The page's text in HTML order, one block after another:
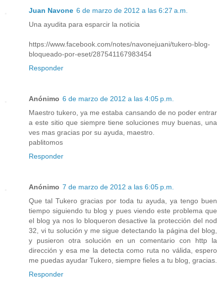
Juan Navone 6 de marzo de 2012 a las 6:27 a.m.
Una ayudita para esparcir la noticia
https://www.facebook.com/notes/navonejuani/tukero-blog-
bloqueado-por-eset/287541167983454
Responder
Anónimo 6 de marzo de 2012 a las 4:05 p.m.
Maestro tukero, ya me estaba cansando de no poder entrar
a este sitio que siempre tiene soluciones muy buenas, una
ves mas gracias por su ayuda, maestro.
pablitomos
Responder
Anónimo 7 de marzo de 2012 a las 6:05 p.m.
Que tal Tukero gracias por toda tu ayuda, ya tengo buen
tiempo siguiendo tu blog y pues viendo este problema que
el blog ya nos lo bloqueron desactive la protección del nod
32, vi tu solución y me sigue detectando la página del blog,
y pusieron otra solución en un comentario con http la
dirección y esa me la detecta como ruta no válida, espero
me puedas ayudar Tukero, siempre fieles a tu blog, gracias.
Responder